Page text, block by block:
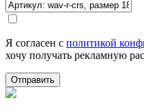
Я согласен с политикой
хочу получать рекламную
Отправить